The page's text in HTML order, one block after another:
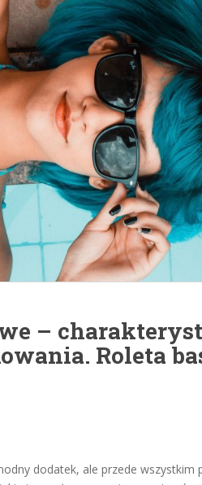
–
Roleta
dodatek, ale przede wszystkim